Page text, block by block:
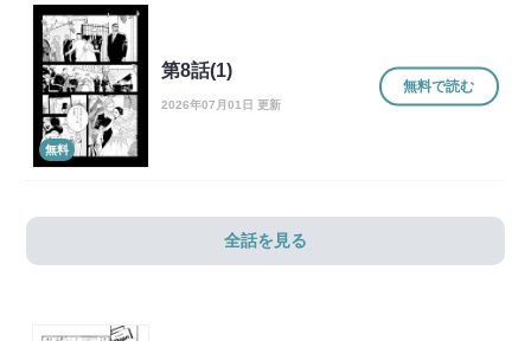
無料
第8話(1)
2026年07月01日 更新
無料で読む
全話を見る